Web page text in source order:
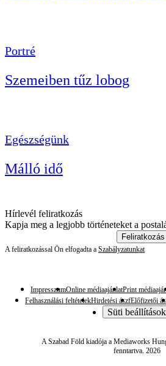
Portré
Szemeiben tűz lobog
Egészségünk
Málló idő
Hírlevél feliratkozás
Kapja meg a legjobb történeteket a
Feliratkozás
A feliratkozással Ön elfogadta a Szabályzatunkat
ImpresszumOnline médiaajánlatPrint
Felhasználási feltételekHirdetési ászfElőfizetői
Süti beállítások
A Szabad Föld kiadója a Mediaworks
fenntartva. 2026